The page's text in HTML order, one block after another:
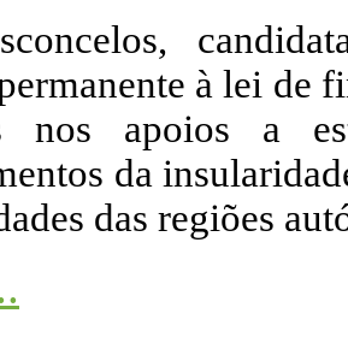
à lei de
nos apoios a
da
das regiões